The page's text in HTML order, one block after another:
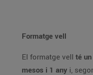
Formatge vell
El formatge vell té un
mesos i 1 any i,